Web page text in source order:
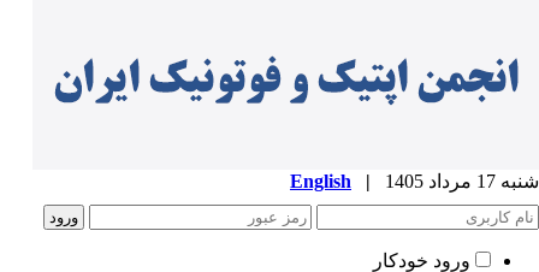
مرداد 1405 |
English
ورود خودکار